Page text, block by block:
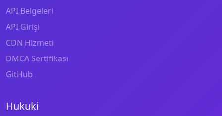
API Belgeleri
API Girişi
CDN Hizmeti
DMCA Sertifikası
GitHub
Hukuki